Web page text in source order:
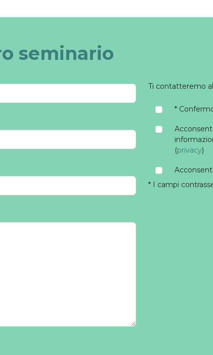
seminario
Ti contatteremo
*
(privacy)
* I campi